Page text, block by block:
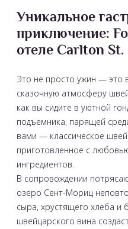
Уникальное
приключение:
отеле Carlton
Это не просто ужин — это
сказочную атмосферу
как вы сидите в уютной
подъемника, парящей
вами — классическое
приготовленное с
ингредиентов.
В сопровождении
озеро Сент-Мориц
сыра, хрустящего хлеба и
швейцарского вина